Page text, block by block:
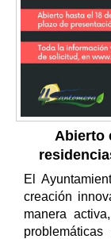
Abierto
El
creación
manera